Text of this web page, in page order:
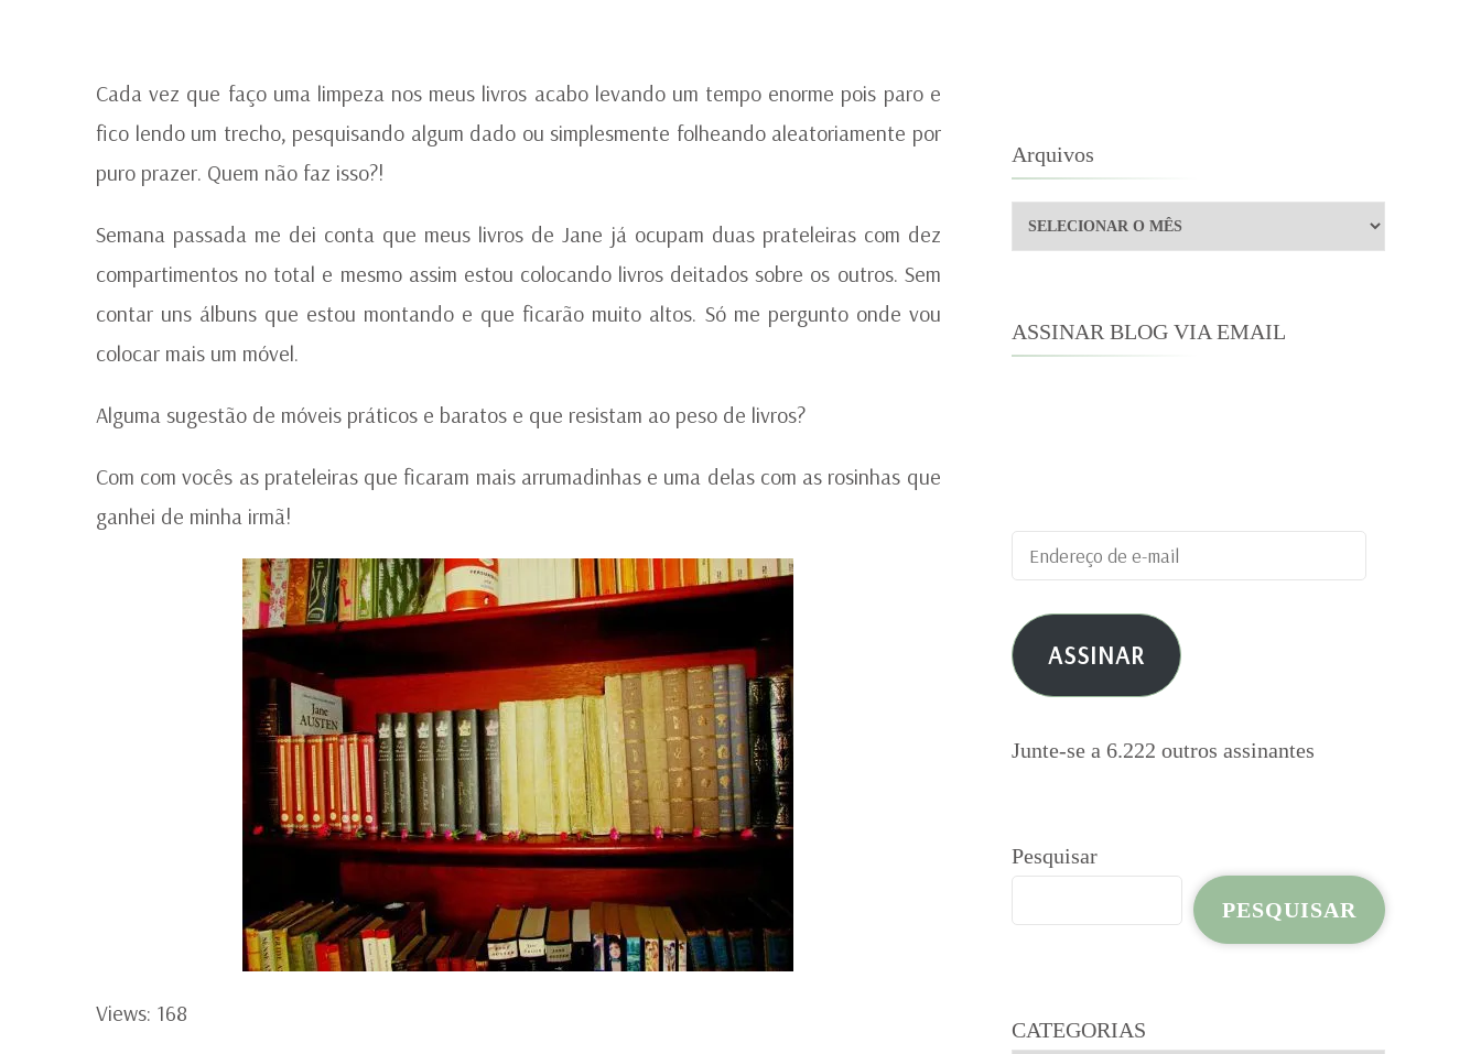
Cada vez que faço uma limpeza nos meus livros acabo levando um tempo enorme pois paro e
fico lendo um trecho, pesquisando algum dado ou simplesmente folheando aleatoriamente por
puro prazer. Quem não faz isso?!
Semana passada me dei conta que meus livros de Jane já ocupam duas prateleiras com dez
compartimentos no total e mesmo assim estou colocando livros deitados sobre os outros. Sem
contar uns álbuns que estou montando e que ficarão muito altos. Só me pergunto onde vou
colocar mais um móvel.
Alguma sugestão de móveis práticos e baratos e que resistam ao peso de livros?
Com com vocês as prateleiras que ficaram mais arrumadinhas e uma delas com as rosinhas que
ganhei de minha irmã!
Views: 168
Arquivos
Arquivos
ASSINAR BLOG VIA EMAIL
Endereço
de
e-
mail ASSINAR
Junte-se a 6.222 outros assinantes
Pesquisar
PESQUISAR
CATEGORIAS